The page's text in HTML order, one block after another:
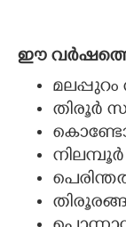
ഈ
തിരൂർ